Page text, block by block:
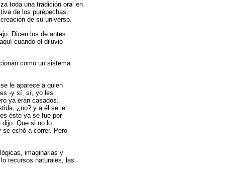
toda una tradición oral en
de los purépechas,
de su universo.
Dicen los de antes
cuando el diluvio
como un sistema
le aparece a quien
-y sí, sí, yo les
ya eran casados.
¿no? y a él se le
éste ya se fue por
dijo: Que si no lo
echó a correr. Pero
imaginarias y
recursos naturales, las